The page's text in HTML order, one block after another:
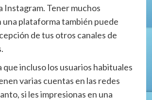
Instagram. Tener muchos
una plataforma también puede
de tus otros canales de
que incluso los usuarios habituales
varias cuentas en las redes
si les impresionas en una